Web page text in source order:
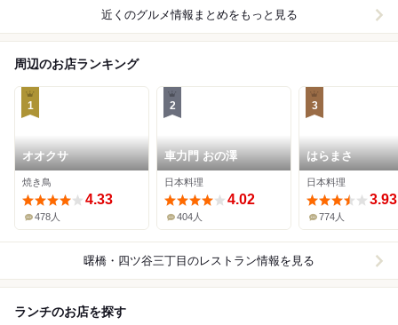
近くのグルメ情報まとめをもっと見る
周辺のお店ランキング
1
オオクサ
焼き鳥
4.33
478人
2
車力門 おの澤
日本料理
4.02
404人
3
はらまさ
日本料理
3.93
774人
曙橋・四ツ谷三丁目 のレストラン情報を見る
ランチのお店を探す